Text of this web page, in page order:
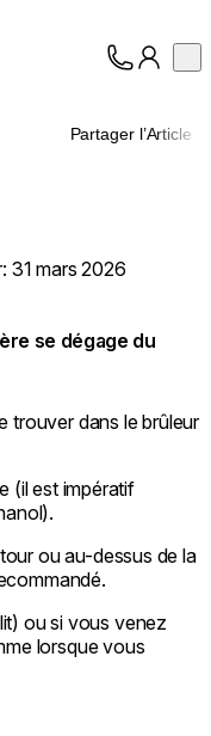
Partager l’Article
31 mars 2026
se dégage du
trouver dans le brûleur
(il est impératif
ou au-dessus de la
ou si vous venez
lorsque vous